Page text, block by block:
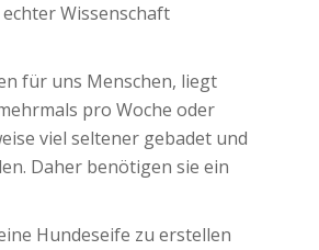
Wissenschaft
für uns Menschen, liegt
pro Woche oder
viel seltener gebadet und
Daher benötigen sie ein
Hundeseife zu erstellen